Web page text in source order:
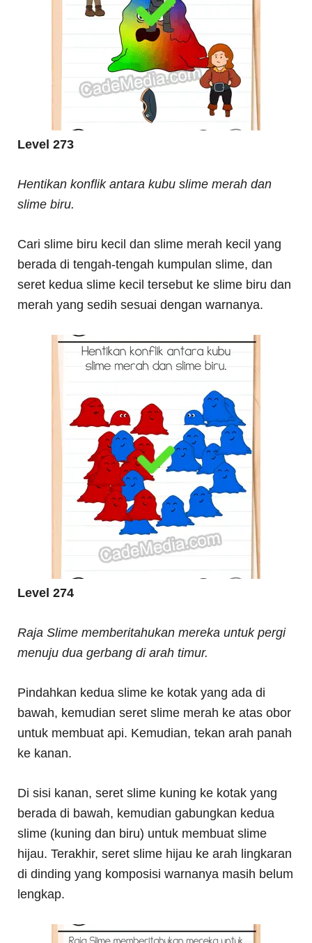
Level 273
Hentikan konflik antara kubu slime merah dan
slime biru.
Cari slime biru kecil dan slime merah kecil yang
berada di tengah-tengah kumpulan slime, dan
seret kedua slime kecil tersebut ke slime biru dan
merah yang sedih sesuai dengan warnanya.
Level 274
Raja Slime memberitahukan mereka untuk pergi
menuju dua gerbang di arah timur.
Pindahkan kedua slime ke kotak yang ada di
bawah, kemudian seret slime merah ke atas obor
untuk membuat api. Kemudian, tekan arah panah
ke kanan.
Di sisi kanan, seret slime kuning ke kotak yang
berada di bawah, kemudian gabungkan kedua
slime (kuning dan biru) untuk membuat slime
hijau. Terakhir, seret slime hijau ke arah lingkaran
di dinding yang komposisi warnanya masih belum
lengkap.